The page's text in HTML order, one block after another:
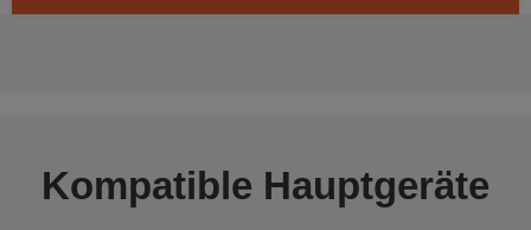
Kompatible Hauptgeräte